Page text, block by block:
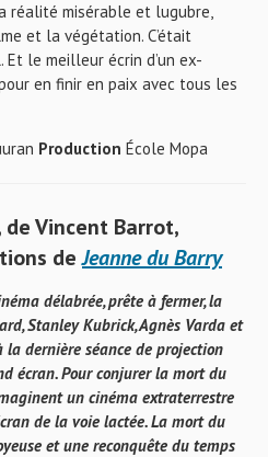
réalité misérable et lugubre,
et la végétation. C’était
Et le meilleur écrin d’un ex-
en finir en paix avec tous les
Production École Mopa
de Vincent Barrot,
deJeanne du Barry
délabrée, prête à fermer, la
Stanley Kubrick, Agnès Varda et
la dernière séance de projection
écran. Pour conjurer la mort du
un cinéma extraterrestre
de la voie lactée. La mort du
et une reconquête du temps